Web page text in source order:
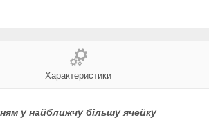
Характеристики
у найближчу більшу ячейку